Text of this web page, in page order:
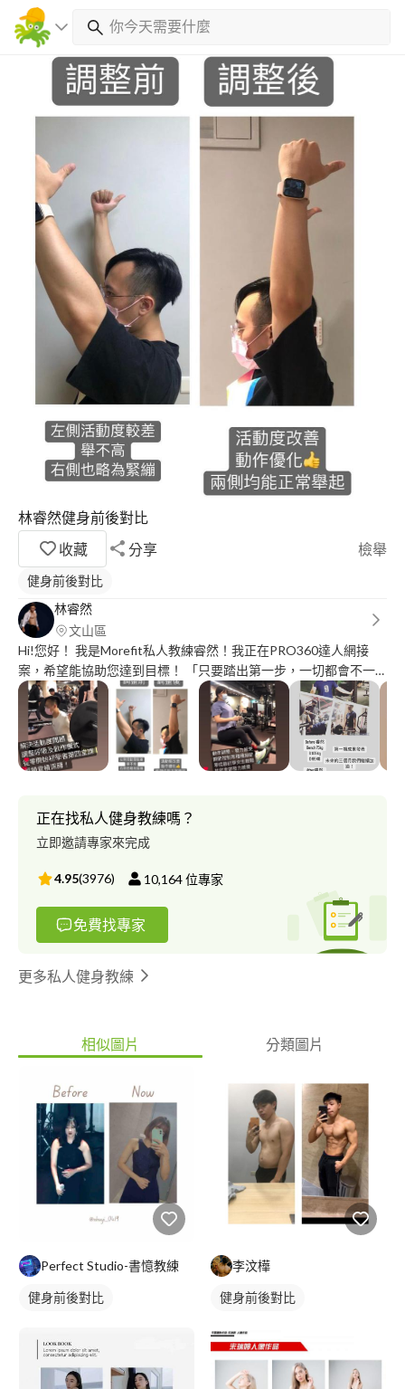
林睿然健身前後對比
收藏
分享 檢舉
健身前後對比
林睿然
文山區
Hi!您好！ 我是Morefit私人教練睿然！我正在PRO360達人網接
案，希望能協助您達到目標！ 「只要踏出第一步，一切都會不一
樣！」 運動對於身體健康以及生活功能可帶來很大的幫助和改
善，如何持之以恆、精進自己的體能非常的重要。 而將正確及良
好的訓練帶給我所有的學生們， 是我一直以來努力的目標！ 我能
夠善用我的專長讓學生們都能變得更強壯且有更健康的身體。 依
照學生的目標規劃課表， 並且給予飲食建議，讓學生都能穩穩的
正在找私人健身教練嗎？
立即邀請專家來完成
4.95(3976) 10,164位專家
免費找專家
更多私人健身教練
相似圖片 分類圖片
Perfect Studio-書憶教練
健身前後對比
李汶樺
健身前後對比